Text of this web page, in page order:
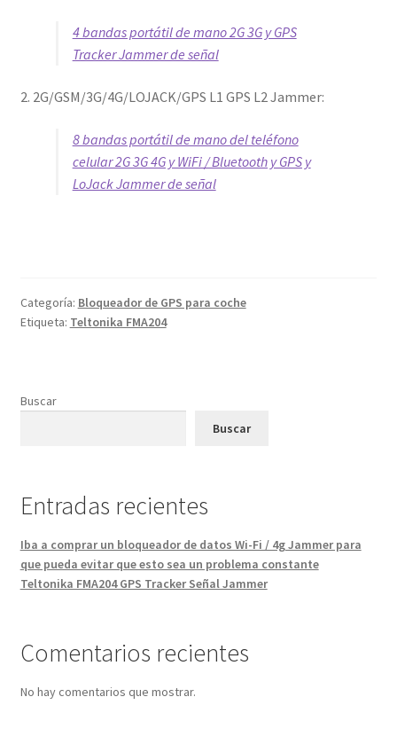
4 bandas portátil de mano 2G 3G y GPS
Tracker Jammer de señal
2. 2G/GSM/3G/4G/LOJACK/GPS L1 GPS L2 Jammer:
8 bandas portátil de mano del teléfono
celular 2G 3G 4G y WiFi / Bluetooth y GPS y
LoJack Jammer de señal
Categoría: Bloqueador de GPS para coche
Etiqueta: Teltonika FMA204
Buscar
Buscar
Entradas recientes
Iba a comprar un bloqueador de datos Wi-Fi / 4g Jammer para
que pueda evitar que esto sea un problema constante
Teltonika FMA204 GPS Tracker Señal Jammer
Comentarios recientes
No hay comentarios que mostrar.